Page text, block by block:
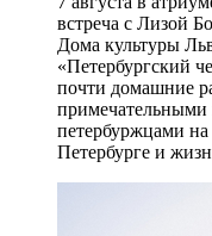
встреча с Лизой
Дома культуры
«Петербургский
почти домашние
петербуржцами
Петербурге и